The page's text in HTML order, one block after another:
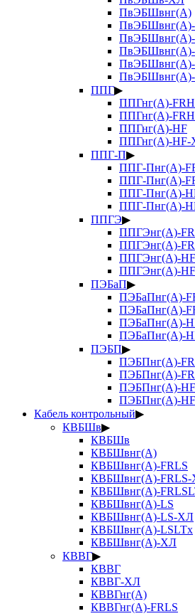
ПвЭБШвнг(А)
ПвЭБШвнг(А)-
ПвЭБШвнг(А)-
ППГ▶
ППГнг(А)-
ППГнг(А)-
ППГнг(А)-HF
ППГнг(А)-
ППГ-П▶
ППГ-Пнг(А)-
ППГ-Пнг(А)-
ППГ-Пнг(А)-
ППГ-Пнг(А)-
ППГЭ▶
ППГЭнг(А)-
ППГЭнг(А)-
ППГЭнг(А)-HF
ППГЭнг(А)-
ПЭБаП▶
ПЭБаПнг(А)-
ПЭБаПнг(А)-
ПЭБаПнг(А)-
ПЭБаПнг(А)-
ПЭБП▶
ПЭБПнг(А)-
ПЭБПнг(А)-
ПЭБПнг(А)-HF
ПЭБПнг(А)-
Кабель контрольный▶
КВБШв▶
КВБШв
КВБШвнг(А)
КВБШвнг(А)-FRLS
КВБШвнг(А)-
КВБШвнг(А)-
КВБШвнг(А)-LS
КВБШвнг(А)-LS-ХЛ
КВБШвнг(А)-LSLTx
КВБШвнг(А)-ХЛ
КВВГ▶
КВВГ
КВВГ-ХЛ
КВВГнг(А)
КВВГнг(А)-FRLS